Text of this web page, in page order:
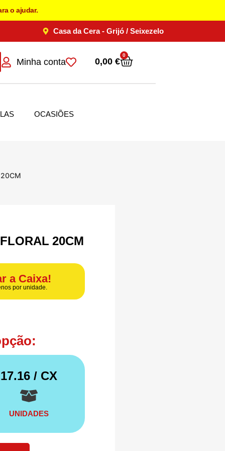
o ajudar.
Casa da Cera - Grijó / Seixezelo
Minha conta 0,00 €
0
OCASIÕES
20CM
a Caixa!
por unidade.
17.16 / CX
UNIDADES